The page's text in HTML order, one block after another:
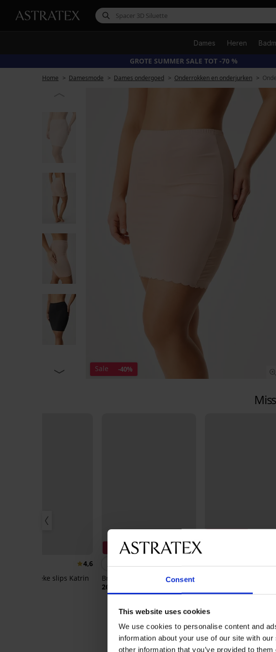
Consent
This website uses cookies
We use cookies to personalise content and
information about your use of our site with
other information that you’ve provided to
Dames Heren
GROTE SUMMER SALE TOT -70 %
Home Damesmode Dames ondergoed Onderrokken en onderjurken
Sale -40%
4,6
klassieke slips Katrin
3+1 GRATIS
Brazilian slip Delicate Flower
26,99 €
Brazilian slip Lady
26,99 €